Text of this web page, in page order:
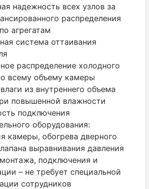
надежность всех узлов за
распределения
агрегатам
система оттаивания
распределение холодного
всему объему камеры
из внутреннего объема
повышенной влажности
подключения
оборудования:
камеры, обогрева дверного
выравнивания давления
подключения и
– не требует специальной
сотрудников